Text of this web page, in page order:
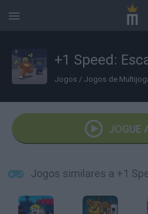
Jogos / Jogos de
JOGUE
Jogos similares a +1